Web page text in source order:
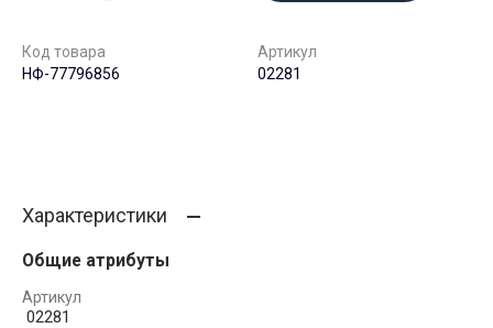
Код товара
НФ-77796856
Артикул
02281
Характеристики
Общие атрибуты
Артикул
02281